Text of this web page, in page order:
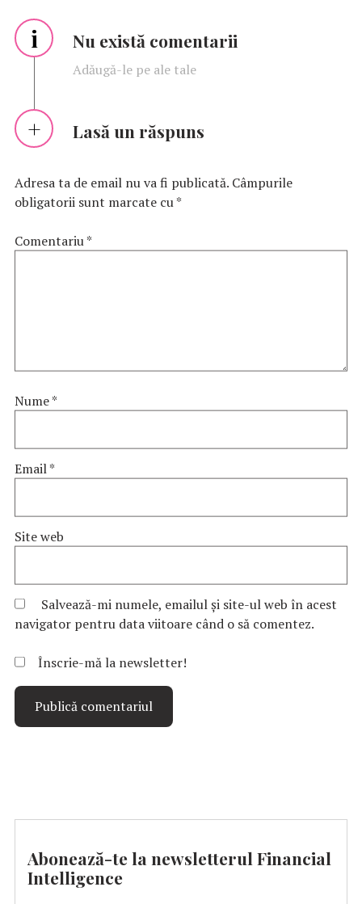
i Nu există comentarii
Adăugă-le pe ale tale
Lasă un răspuns
Adresa ta de email nu va fi publicată. Câmpurile
obligatorii sunt marcate cu*
Comentariu*
Nume*
Email*
Site web
Salvează-mi numele, emailul și site-ul web în acest
navigator pentru data viitoare când o să comentez.
Înscrie-mă la newsletter!
Abonează-te la newsletterul Financial
Intelligence